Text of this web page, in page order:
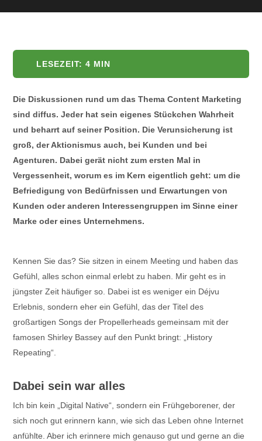
LESEZEIT: 4 MIN
Die Diskussionen rund um das Thema Content Marketing
sind diffus. Jeder hat sein eigenes Stückchen Wahrheit
und beharrt auf seiner Position. Die Verunsicherung ist
groß, der Aktionismus auch, bei Kunden und bei
Agenturen. Dabei gerät nicht zum ersten Mal in
Vergessenheit, worum es im Kern eigentlich geht: um die
Befriedigung von Bedürfnissen und Erwartungen von
Kunden oder anderen Interessengruppen im Sinne einer
Marke oder eines Unternehmens.
Kennen Sie das? Sie sitzen in einem Meeting und haben das
Gefühl, alles schon einmal erlebt zu haben. Mir geht es in
jüngster Zeit häufiger so. Dabei ist es weniger ein Déjvu
Erlebnis, sondern eher ein Gefühl, das der Titel des
großartigen Songs der Propellerheads gemeinsam mit der
famosen Shirley Bassey auf den Punkt bringt: „History
Repeating“.
Dabei sein war alles
Ich bin kein „Digital Native“, sondern ein Frühgeborener, der
sich noch gut erinnern kann, wie sich das Leben ohne Internet
anfühlte. Aber ich erinnere mich genauso gut und gerne an die